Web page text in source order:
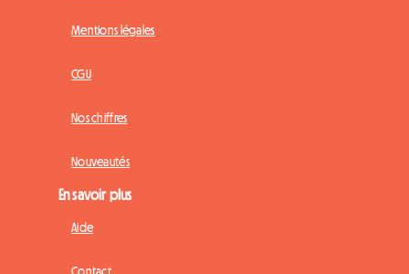
Mentions légales
CGU
Nos chiffres
Nouveautés
En savoir plus
Aide